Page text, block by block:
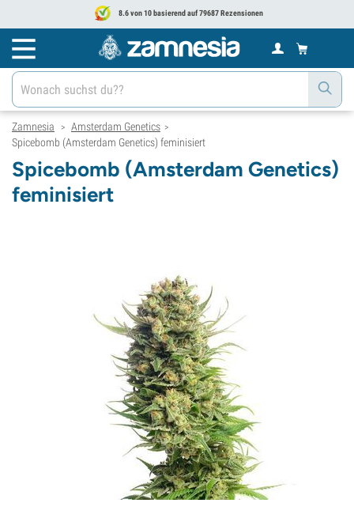
8.6 von 10 basierend auf 79687 Rezensionen
Zamnesia > Amsterdam Genetics >
Spicebomb (Amsterdam Genetics) feminisiert
Spicebomb (Amsterdam Genetics)
feminisiert